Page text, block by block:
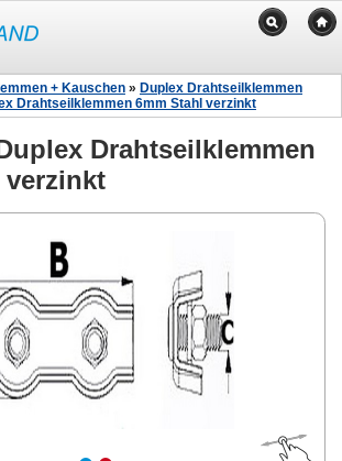
+ Kauschen » Duplex Drahtseilklemmen
Drahtseilklemmen 6mm Stahl verzinkt
Drahtseilklemmen
verzinkt